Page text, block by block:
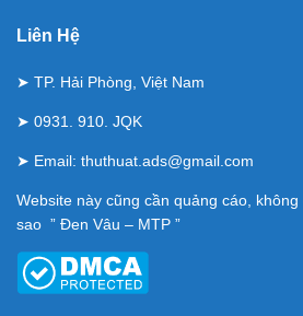
Liên Hệ
➤ TP. Hải Phòng, Việt Nam
➤ 0931. 910. JQK
➤ Email: thuthuat.ads@gmail.com
Website này cũng cần quảng cáo,
sao ” Đen Vâu – MTP ”